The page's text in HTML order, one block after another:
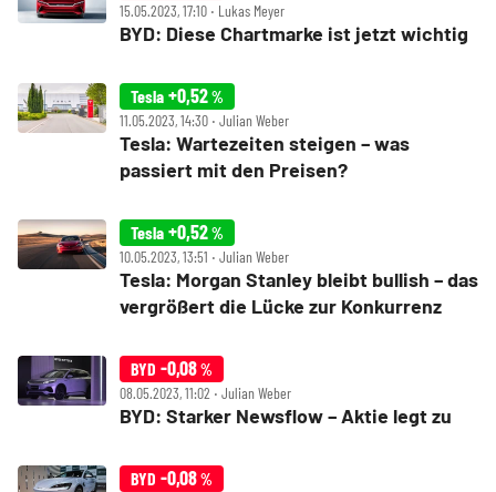
15.05.2023, 17:10 ‧ Lukas Meyer
BYD: Diese Chartmarke ist jetzt wichtig
Tesla +0,52%
11.05.2023, 14:30 ‧ Julian Weber
Tesla: Wartezeiten steigen – was
passiert mit den Preisen?
Tesla +0,52%
10.05.2023, 13:51 ‧ Julian Weber
Tesla: Morgan Stanley bleibt bullish – das
vergrößert die Lücke zur Konkurrenz
BYD -0,08%
08.05.2023, 11:02 ‧ Julian Weber
BYD: Starker Newsflow – Aktie legt zu
BYD -0,08%